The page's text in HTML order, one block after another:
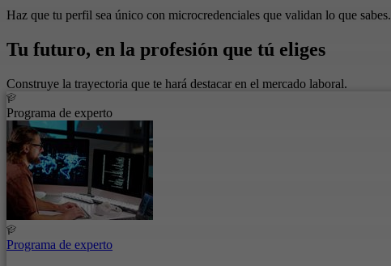
Haz que tu perfil sea único con microcredenciales que validan lo que sabes.
Tu futuro, en la profesión que tú eliges
Construye la trayectoria que te hará destacar en el mercado laboral.
Programa de experto
Programa de experto